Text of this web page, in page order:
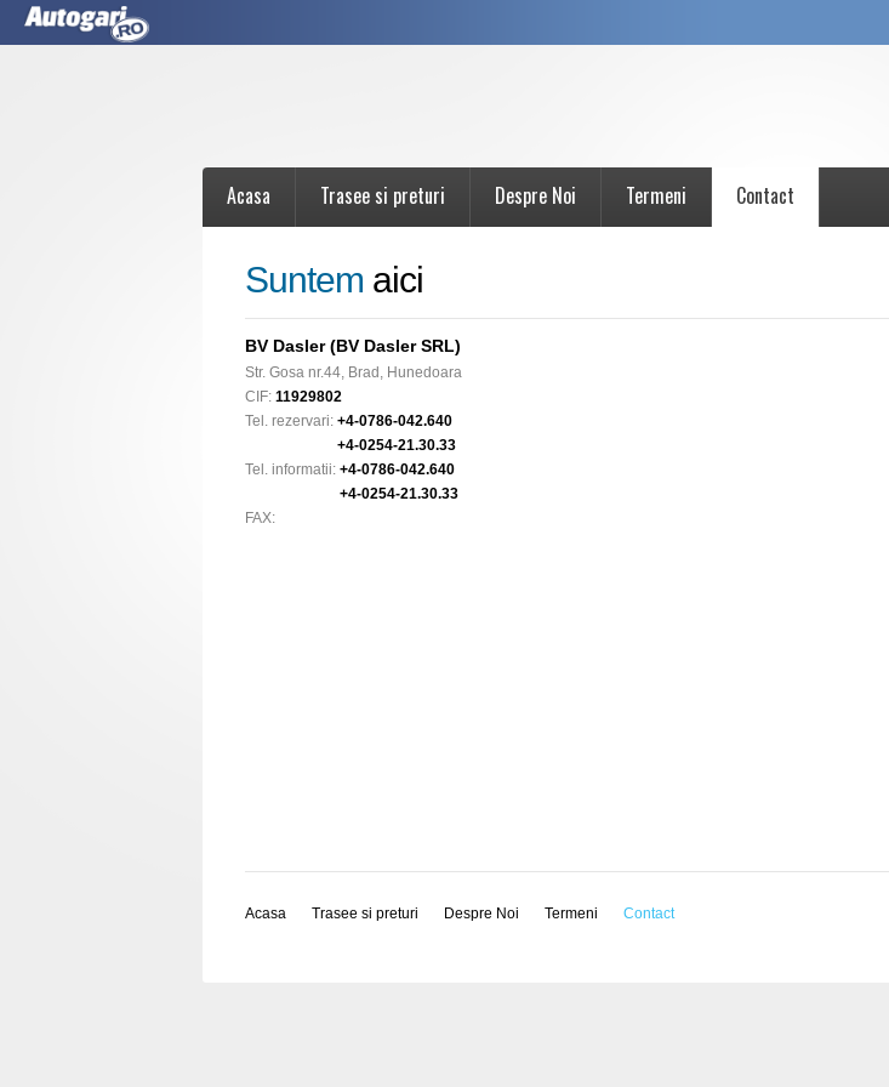
Acasa Trasee si preturi Despre Noi Termeni Contact
Suntem aici
BV Dasler (BV Dasler SRL)
Str. Gosa nr.44, Brad, Hunedoara
CIF: 11929802
Tel. rezervari: +4-0786-042.640
+4-0254-21.30.33
Tel. informatii: +4-0786-042.640
+4-0254-21.30.33
FAX:
Acasa Trasee si preturi Despre Noi Termeni Contact